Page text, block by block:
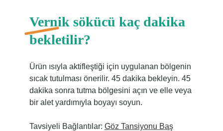
Vernik sökücü kaç dakika
bekletilir?
Ürün ısıyla aktifleştiği için uygulanan bölgenin
sıcak tutulması önerilir. 45 dakika bekleyin. 45
dakika sonra tutma bölgesini açın ve elle veya
bir alet yardımıyla boyayı soyun.
Tavsiyeli Bağlantılar: Göz Tansiyonu Baş